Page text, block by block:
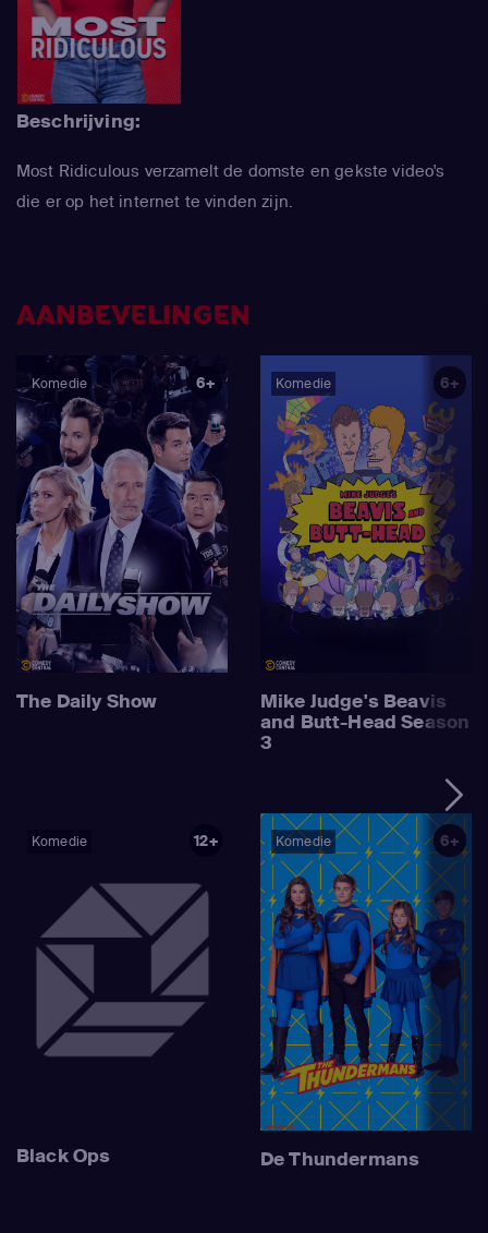
Beschrijving:
Most Ridiculous verzamelt de domste en gekste video's
die er op het internet te vinden zijn.
AANBEVELINGEN
Komedie 6+
The Daily Show
Komedie 6+
Mike Judge's Beavis
and Butt-Head Season
3
Komedie 12+
Black Ops
Komedie 6+
De Thundermans